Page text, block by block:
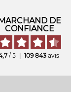
DE
CONFIANCE
/ 5 109 843 avis